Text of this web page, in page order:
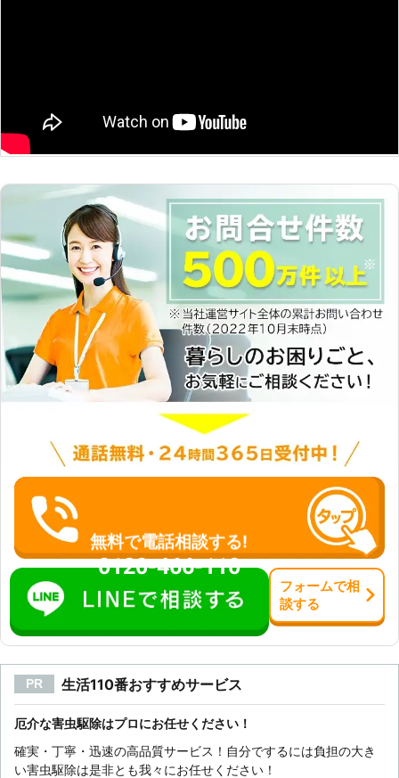
無料で電話相談する!
0120-466-110
フォームで相
談する
PR 生活110番おすすめサービス
厄介な害虫駆除はプロにお任せください！
確実・丁寧・迅速の高品質サービス！自分でするには負担の大き
い害虫駆除は是非とも我々にお任せください！